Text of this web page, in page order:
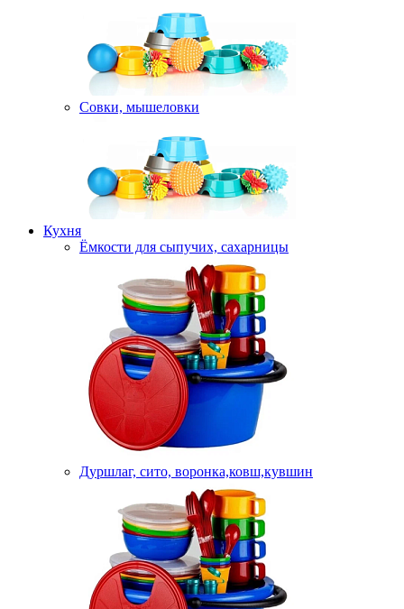
Совки, мышеловки
Кухня
Ёмкости для сыпучих, сахарницы
Дуршлаг, сито, воронка,ковш,кувшин